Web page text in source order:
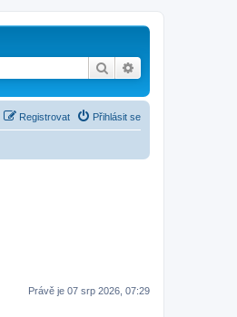
Hledat
Přihlásit se
Registrovat
Právě je 07 srp 2026, 07:29